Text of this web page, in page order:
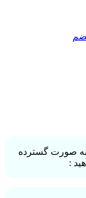
صورت گسترده
: